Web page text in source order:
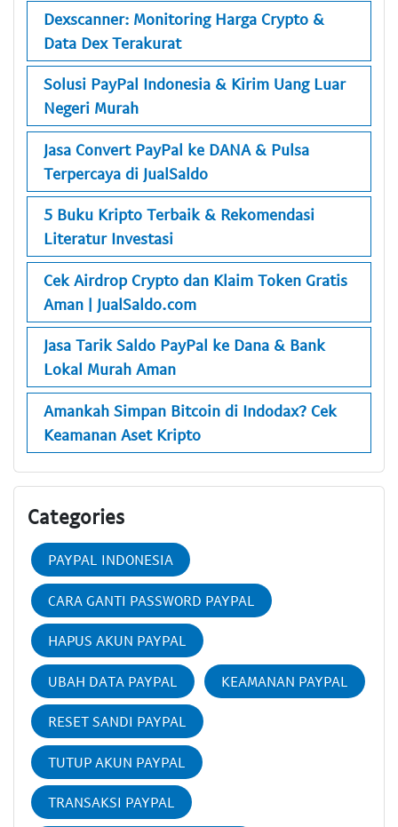
Dexscanner: Monitoring Harga Crypto &
Data Dex Terakurat
Solusi PayPal Indonesia & Kirim Uang Luar
Negeri Murah
Jasa Convert PayPal ke DANA & Pulsa
Terpercaya di JualSaldo
5 Buku Kripto Terbaik & Rekomendasi
Literatur Investasi
Cek Airdrop Crypto dan Klaim Token Gratis
Aman | JualSaldo.com
Jasa Tarik Saldo PayPal ke Dana & Bank
Lokal Murah Aman
Amankah Simpan Bitcoin di Indodax? Cek
Keamanan Aset Kripto
Categories
PAYPAL INDONESIA
CARA GANTI PASSWORD PAYPAL
HAPUS AKUN PAYPAL
UBAH DATA PAYPAL KEAMANAN PAYPAL
RESET SANDI PAYPAL
TUTUP AKUN PAYPAL
TRANSAKSI PAYPAL